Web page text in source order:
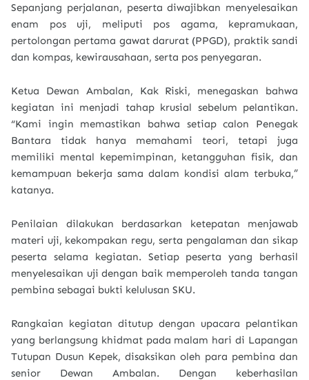
Sepanjang perjalanan, peserta diwajibkan menyelesaikan
enam pos uji, meliputi pos agama, kepramukaan,
pertolongan pertama gawat darurat (PPGD), praktik sandi
dan kompas, kewirausahaan, serta pos penyegaran.
Ketua Dewan Ambalan, Kak Riski, menegaskan bahwa
kegiatan ini menjadi tahap krusial sebelum pelantikan.
“Kami ingin memastikan bahwa setiap calon Penegak
Bantara tidak hanya memahami teori, tetapi juga
memiliki mental kepemimpinan, ketangguhan fisik, dan
kemampuan bekerja sama dalam kondisi alam terbuka,”
katanya.
Penilaian dilakukan berdasarkan ketepatan menjawab
materi uji, kekompakan regu, serta pengalaman dan sikap
peserta selama kegiatan. Setiap peserta yang berhasil
menyelesaikan uji dengan baik memperoleh tanda tangan
pembina sebagai bukti kelulusan SKU.
Rangkaian kegiatan ditutup dengan upacara pelantikan
yang berlangsung khidmat pada malam hari di Lapangan
Tutupan Dusun Kepek, disaksikan oleh para pembina dan
senior Dewan Ambalan. Dengan keberhasilan